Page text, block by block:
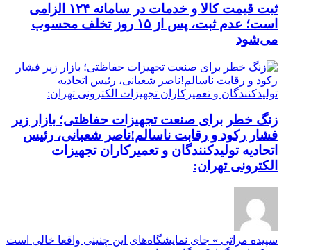
ثبت قیمت کالا و خدمات در سامانه ۱۲۴ الزامی
است؛ عدم ثبت، پس از ۱۵ روز تخلف محسوب
می‌شود
زنگ خطر برای صنعت تجهیزات حفاظتی؛ بازار زیر
فشار رکود و رقابت ناسالم!ناصر شعبانی، رئیس
اتحادیه تولیدکنندگان و تعمیرکاران تجهیزات
الکترونی تهران:
سپیده مراتی » جای نمایشگاه‌های این چنینی واقعا خالی است